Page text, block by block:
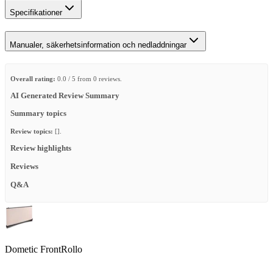
Specifikationer
Manualer, säkerhetsinformation och nedladdningar
Overall rating: 0.0 / 5 from 0 reviews.
AI Generated Review Summary
Summary topics
Review topics: [].
Review highlights
Reviews
Q&A
Dometic FrontRollo